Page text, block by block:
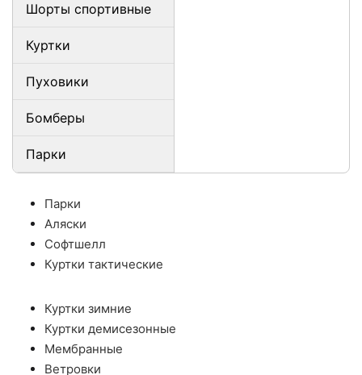
Шорты спортивные
Куртки
Пуховики
Бомберы
Парки
Парки
Аляски
Софтшелл
Куртки тактические
Куртки зимние
Куртки демисезонные
Мембранные
Ветровки